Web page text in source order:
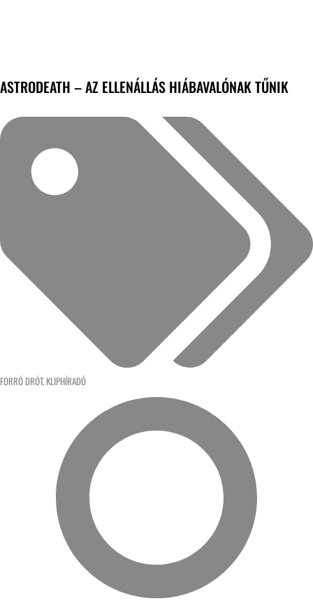
ASTRODEATH – AZ ELLENÁLLÁS HIÁBAVALÓNAK TŰNIK
FORRÓ DRÓT, KLIPHÍRADÓ